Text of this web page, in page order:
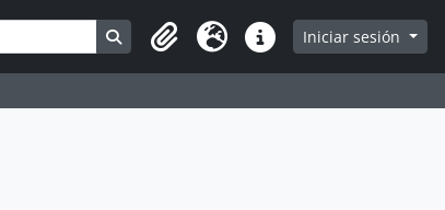
Search in browse page
Portapapeles
Idioma Enlaces rápidos
Iniciar sesión